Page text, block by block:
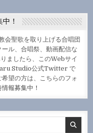
！
聖歌を取り上げる合唱団
ル、合唱祭、動画配信な
ましたら、このWebサイ
Studio公式Twitter で
望の方は、こちらのフォ
情報募集中！